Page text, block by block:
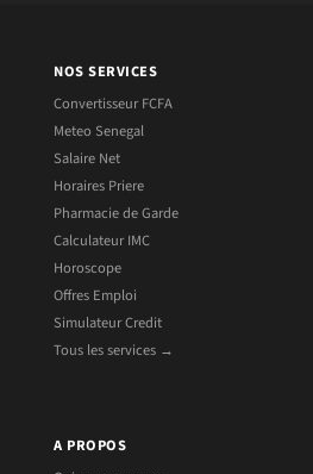
NOS SERVICES
Convertisseur FCFA
Meteo Senegal
Salaire Net
Horaires Priere
Pharmacie de Garde
Calculateur IMC
Horoscope
Offres Emploi
Simulateur Credit
Tous les services →
A PROPOS